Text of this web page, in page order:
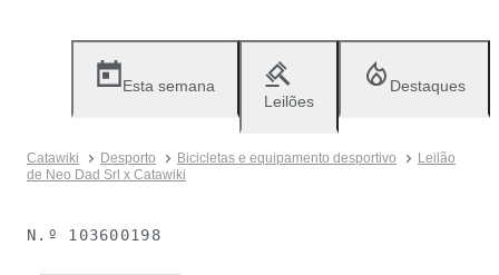
Esta semana
Leilões
Destaques
Catawiki Desporto Bicicletas e equipamento desportivo
Leilão
de Neo Dad Srl x Catawiki
N.º 103600198